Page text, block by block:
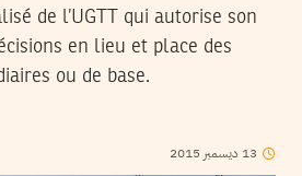
de l’UGTT qui autorise son
en lieu et place des
ou de base.
13 ديسمبر 2015